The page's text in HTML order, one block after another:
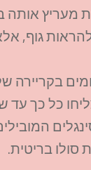
מעריץ אותה
גוף,
2 אלבומים
הצליחו כל כך
הסינגלים
סולו בריטית.